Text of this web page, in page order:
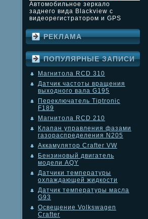
Автомобильное зеркало
заднего вида Blackview с
видеорегистратором и GPS
РЕКЛАМА
ПОПУЛЯРНЫЕ ЗАПИСИ
Магнитола RCD 310
Датчик частоты вращения
выходного вала G195
Переключатель Tiptronic
F189
Магнитола RCD 210
Клапан управления фазами
газораспределения N205
Аккамулятор Crafter VW
Бензиновый двигатель
модели AQY
Датчики температуры
охлаждающей жидкости
Датчик температуры масла
G93
Освещение Volkswagen
Crafter